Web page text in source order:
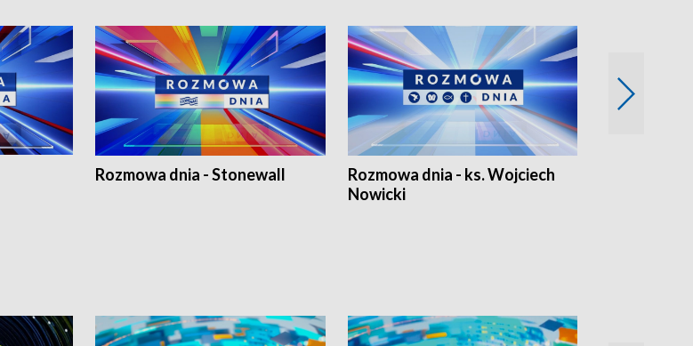
Rozmowa dnia - Stonewall
Rozmowa dnia - ks. Wojciech
Nowicki